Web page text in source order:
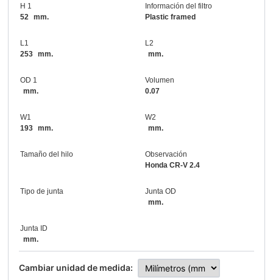
H 1
52
mm.
Información del filtro
Plastic framed
L1
253 mm.
L2
mm.
OD 1
mm.
Volumen
0.07
W1
193 mm.
W2
mm.
Tamaño del hilo
Observación
Honda CR-V 2.4
Tipo de junta
Junta OD
mm.
Junta ID
mm.
Cambiar unidad de medida: